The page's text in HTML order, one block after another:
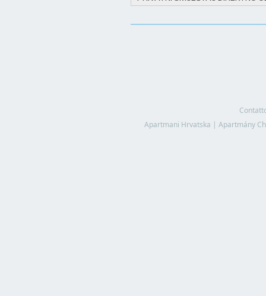
Apartmani Hrvatska | Apartmány